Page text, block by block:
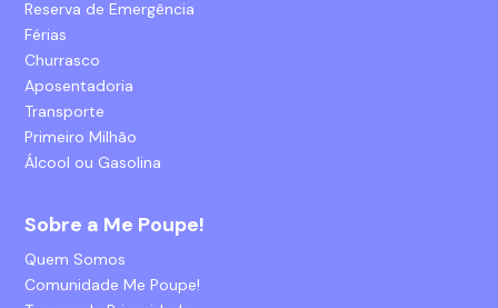
Reserva de Emergência
Férias
Churrasco
Aposentadoria
Transporte
Primeiro Milhão
Álcool ou Gasolina
Sobre a Me Poupe!
Quem Somos
Comunidade Me Poupe!